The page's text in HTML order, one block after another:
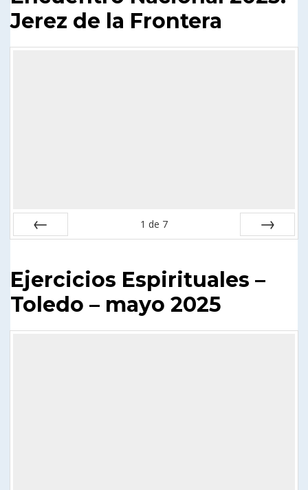
Jerez de la Frontera
1 de 7
Ejercicios Espirituales –
Toledo – mayo 2025